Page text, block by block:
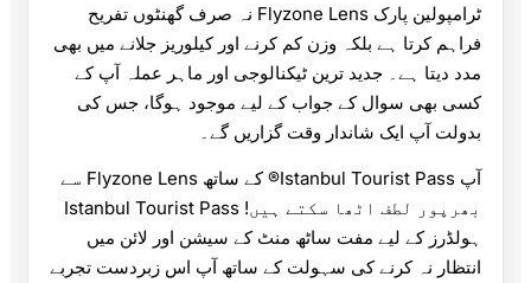
ٹرامپولین پارک Flyzone Lens نہ صرف گھنٹوں تفریح
فراہم کرتا ہے بلکہ وزن کم کرنے اور کیلوریز جلانے میں بھی
مدد دیتا ہے۔ جدید ترین ٹیکنالوجی اور ماہر عملہ آپ کے
کسی بھی سوال کے جواب کے لیے موجود ہوگا، جس کی
بدولت آپ ایک شاندار وقت گزاریں گے۔
آپ Istanbul Tourist Pass® کے ساتھ Flyzone Lens سے
بھرپور لطف اٹھا سکتے ہیں! Istanbul Tourist Pass
ہولڈرز کے لیے مفت ساٹھ منٹ کے سیشن اور لائن میں
انتظار نہ کرنے کی سہولت کے ساتھ آپ اس زبردست تجربے